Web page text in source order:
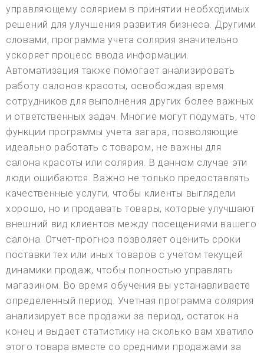
управляющему солярием в принятии необходимых
решений для улучшения развития бизнеса. Другими
словами, программа учета солярия значительно
ускоряет процесс ввода информации.
Автоматизация также помогает анализировать
работу салонов красоты, освобождая время
сотрудников для выполнения других более важных
и ответственных задач. Многие могут подумать, что
функции программы учета загара, позволяющие
идеально работать с товаром, не важны для
салона красоты или солярия. В данном случае эти
люди ошибаются. Важно не только предоставлять
качественные услуги, чтобы клиенты выглядели
хорошо, но и продавать товары, которые улучшают
внешний вид клиентов между посещениями вашего
салона. Отчет-прогноз позволяет оценить сроки
поставки тех или иных товаров с учетом текущей
динамики продаж, чтобы полностью управлять
магазином. Во время обучения вы устанавливаете
определенный период. Учетная программа солярия
анализирует все продажи за период, остаток на
конец и выдает статистику на сколько вам хватило
этого товара вместе со средними продажами за